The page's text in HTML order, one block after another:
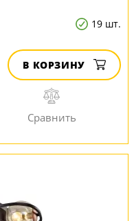
19 шт.
В КОРЗИНУ